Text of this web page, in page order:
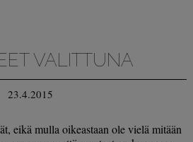
VALITTUNA
23.4.2015
eikä mulla oikeastaan ole vielä mitään